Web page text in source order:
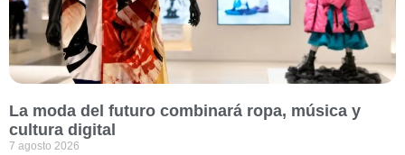
La moda del futuro combinará ropa, música y
cultura digital
7 agosto 2026